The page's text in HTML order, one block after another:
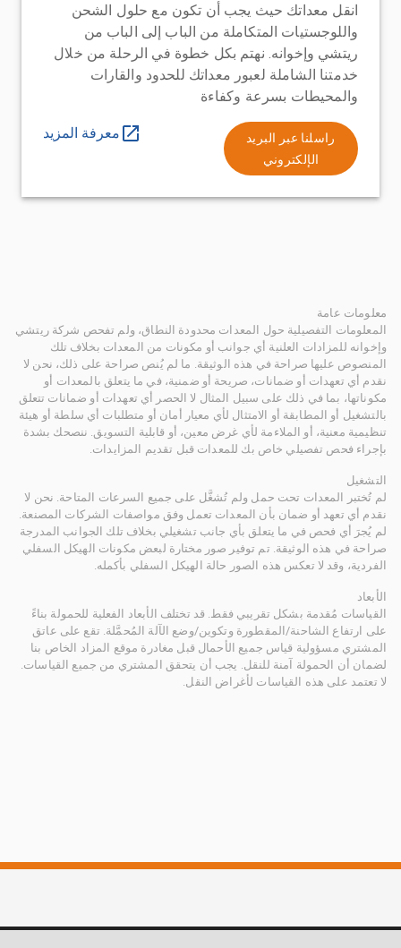
انقل معداتك حيث يجب أن تكون مع حلول الشحن
واللوجستيات المتكاملة من الباب إلى الباب من
ريتشي وإخوانه. نهتم بكل خطوة في الرحلة من خلال
خدمتنا الشاملة لعبور معداتك للحدود والقارات
والمحيطات بسرعة وكفاءة
راسلنا عبر البريد
الإلكتروني
معرفة المزيد
معلومات عامة
المعلومات التفصيلية حول المعدات محدودة النطاق، ولم تفحص شركة ريتشي
وإخوانه للمزادات العلنية أي جوانب أو مكونات من المعدات بخلاف تلك
المنصوص عليها صراحة في هذه الوثيقة. ما لم يُنص صراحة على ذلك، نحن لا
نقدم أي تعهدات أو ضمانات، صريحة أو ضمنية، في ما يتعلق بالمعدات أو
مكوناتها، بما في ذلك على سبيل المثال لا الحصر أي تعهدات أو ضمانات تتعلق
بالتشغيل أو المطابقة أو الامتثال لأي معيار أمان أو متطلبات أي سلطة أو هيئة
تنظيمية معنية، أو الملاءمة لأي غرض معين، أو قابلية التسويق. ننصحك بشدة
بإجراء فحص تفصيلي خاص بك للمعدات قبل تقديم المزايدات.
التشغيل
لم تُختبر المعدات تحت حمل ولم تُشغَّل على جميع السرعات المتاحة. نحن لا
نقدم أي تعهد أو ضمان بأن المعدات تعمل وفق مواصفات الشركات المصنعة.
لم يُجرَ أي فحص في ما يتعلق بأي جانب تشغيلي بخلاف تلك الجوانب المدرجة
صراحة في هذه الوثيقة. تم توفير صور مختارة لبعض مكونات الهيكل السفلي
الفردية، وقد لا تعكس هذه الصور حالة الهيكل السفلي بأكمله.
الأبعاد
القياسات مُقدمة بشكل تقريبي فقط. قد تختلف الأبعاد الفعلية للحمولة بناءً
على ارتفاع الشاحنة/المقطورة وتكوين/وضع الآلة المُحمَّلة. تقع على عاتق
المشتري مسؤولية قياس جميع الأحمال قبل مغادرة موقع المزاد الخاص بنا
لضمان أن الحمولة آمنة للنقل. يجب أن يتحقق المشتري من جميع القياسات.
لا تعتمد على هذه القياسات لأغراض النقل.